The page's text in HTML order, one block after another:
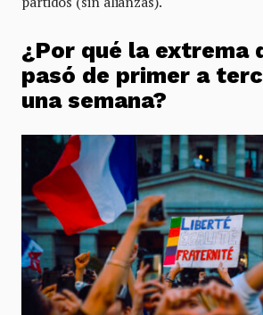
¿Por qué la extrema
pasó de primer a
una semana?